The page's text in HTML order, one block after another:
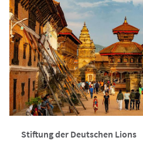
Stiftung der Deutschen Lions